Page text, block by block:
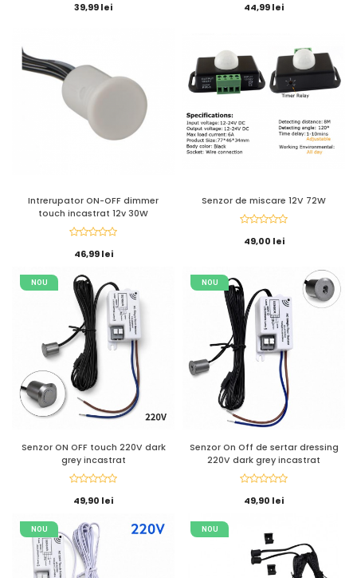
39,99 lei 44,99 lei
Intrerupator ON-OFF dimmer
touch incastrat 12v 30W
46,99 lei
Senzor de miscare 12V 72W
49,00 lei
NOU
Senzor ON OFF touch 220V dark
grey incastrat
49,90 lei
NOU
Senzor On Off de sertar dressing
220V dark grey incastrat
49,90 lei
NOU NOU